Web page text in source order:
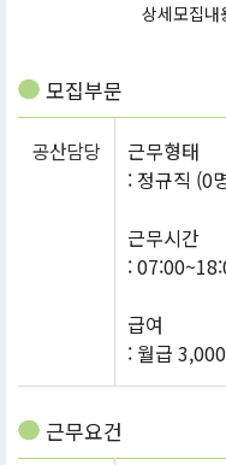
상세모집내
모집부문
공산담당
근무형태
: 정규직 (0
근무시간
:
급여
: 월급
근무요건